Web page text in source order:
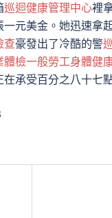
巡迴健康管理中心裡
一元美金。她迅速拿
查豪發出了冷酷的警
體檢一般勞工身體健
在承受百分之八十七